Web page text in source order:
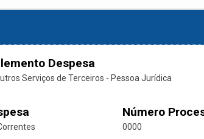
Despesa
Serviços de Terceiros - Pessoa Jurídica
Número
0000